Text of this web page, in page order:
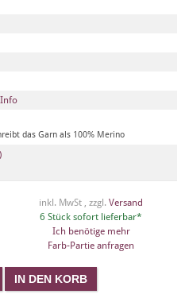
Info
das Garn als 100% Merino
inkl. MwSt , zzgl. Versand
6 Stück sofort lieferbar*
Ich benötige mehr
Farb-Partie anfragen